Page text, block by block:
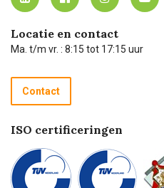
Carel Lurvink App
Hulp op afstand
Technische dienst
Recycle programma
Betalen
Carel Lurvink Blog
Carel de podcast
Locatie en contact
Ma. t/m vr. : 8:15 tot 17:15 uur
Contact
ISO certificeringen